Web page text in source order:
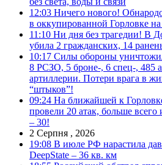
12:03 Ничего нового!
в оккупированной Горловке на
11:10 Ни дня без трагедии! В
убила 2 гражданских, 14
10:17 Силы обороны
8 РСЗО, 5 броне-, 6 спец-, 485
артиллерии. Потери врага в
“штыков”!
09:24 На ближайшей к
провели 20 атак, больше
– 30!
2 Серпня , 2026
19:08 В июле РФ нарастила
DeepState – 36 кв. км